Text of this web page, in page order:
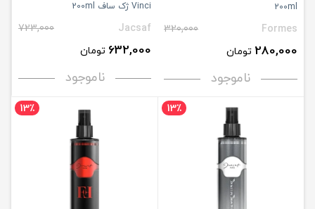
200ml
Formes
320,000
280,000 تومان
ناموجود
Vinci ژک ساف 200ml
Jacsaf
723,000
632,000 تومان
ناموجود
13٪ 13٪